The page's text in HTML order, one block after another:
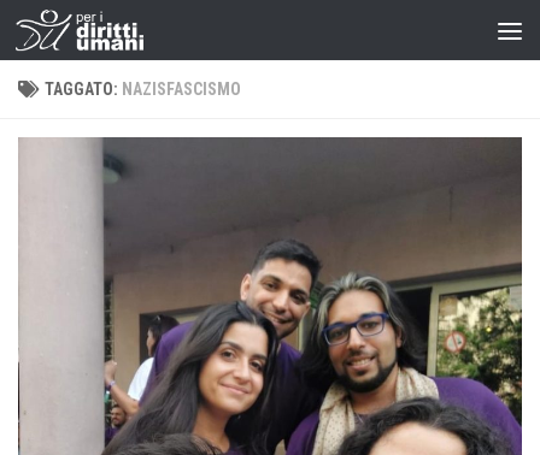
TAGGATO: NAZISFASCISMO